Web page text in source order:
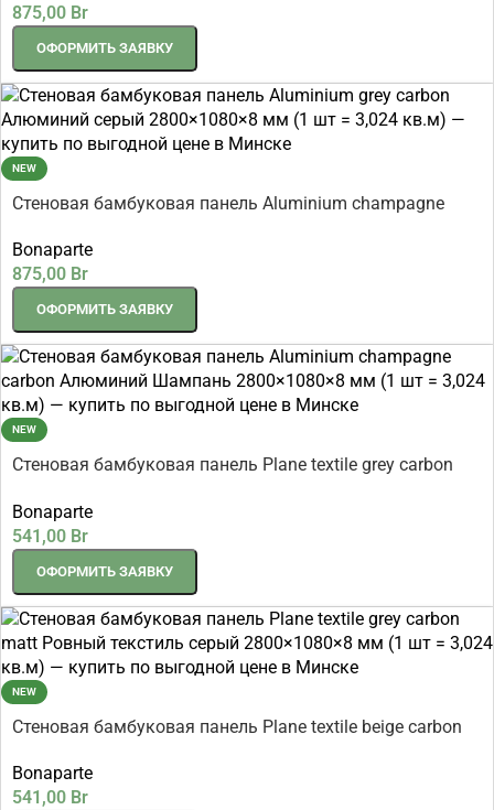
875,00 Br
ОФОРМИТЬ ЗАЯВКУ
NEW
Стеновая бамбуковая панель Aluminium champagne
3,024 кв.м)
Bonaparte
875,00 Br
ОФОРМИТЬ ЗАЯВКУ
NEW
Стеновая бамбуковая панель Plane textile grey carbon
3,024 кв.м)
Bonaparte
541,00 Br
ОФОРМИТЬ ЗАЯВКУ
NEW
Стеновая бамбуковая панель Plane textile beige carbon
3,024 кв.м)
Bonaparte
541,00 Br